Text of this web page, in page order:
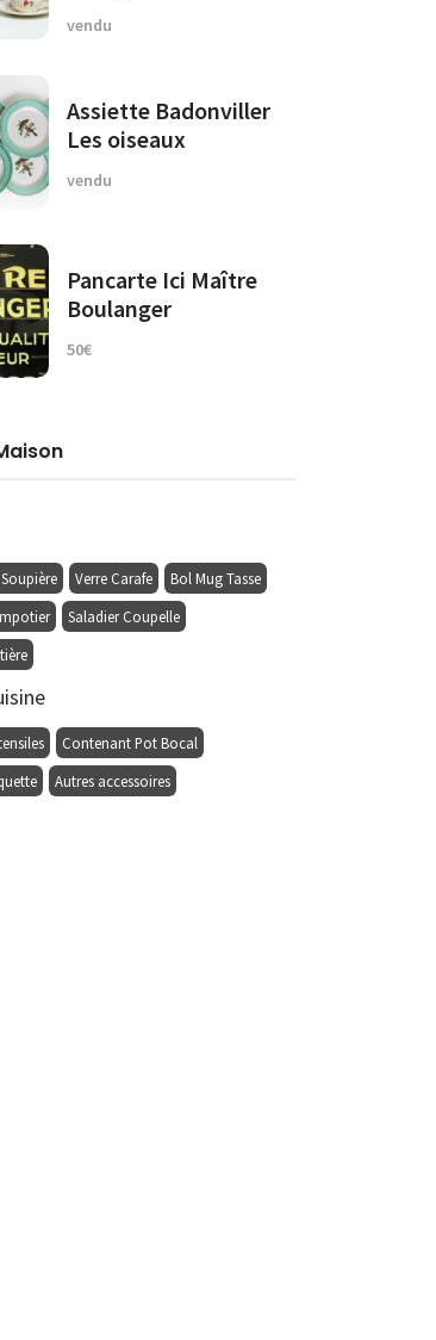
vendu
Assiette Badonviller
Les oiseaux
vendu
Pancarte Ici Maître
Boulanger
50€
Verre Carafe
Bol Mug Tasse
Saladier Coupelle
Contenant Pot Bocal
Autres accessoires